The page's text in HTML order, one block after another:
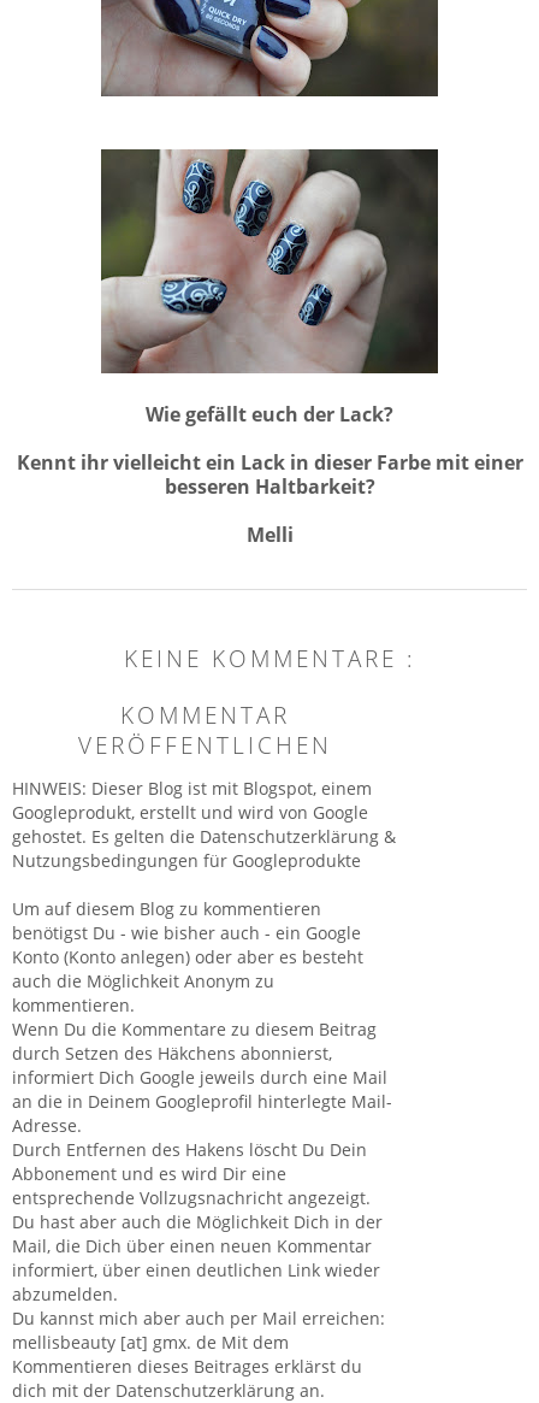
Wie gefällt euch der Lack?
Kennt ihr vielleicht ein Lack in dieser Farbe mit einer
besseren Haltbarkeit?
Melli
KEINE KOMMENTARE :
KOMMENTAR
VERÖFFENTLICHEN
HINWEIS: Dieser Blog ist mit Blogspot, einem
Googleprodukt, erstellt und wird von Google
gehostet. Es gelten die Datenschutzerklärung &
Nutzungsbedingungen für Googleprodukte
Um auf diesem Blog zu kommentieren
benötigst Du - wie bisher auch - ein Google
Konto (Konto anlegen) oder aber es besteht
auch die Möglichkeit Anonym zu
kommentieren.
Wenn Du die Kommentare zu diesem Beitrag
durch Setzen des Häkchens abonnierst,
informiert Dich Google jeweils durch eine Mail
an die in Deinem Googleprofil hinterlegte Mail-
Adresse.
Durch Entfernen des Hakens löscht Du Dein
Abbonement und es wird Dir eine
entsprechende Vollzugsnachricht angezeigt.
Du hast aber auch die Möglichkeit Dich in der
Mail, die Dich über einen neuen Kommentar
informiert, über einen deutlichen Link wieder
abzumelden.
Du kannst mich aber auch per Mail erreichen:
mellisbeauty [at] gmx. de Mit dem
Kommentieren dieses Beitrages erklärst du
dich mit der Datenschutzerklärung an.